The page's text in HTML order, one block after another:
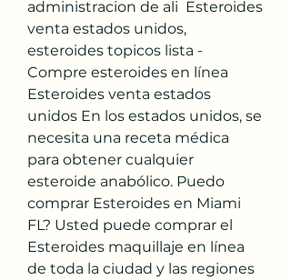
administracion de ali  Esteroides
venta estados unidos,
esteroides topicos lista -
Compre esteroides en línea
Esteroides venta estados
unidos En los estados unidos, se
necesita una receta médica
para obtener cualquier
esteroide anabólico. Puedo
comprar Esteroides en Miami
FL? Usted puede comprar el
Esteroides maquillaje en línea
de toda la ciudad y las regiones